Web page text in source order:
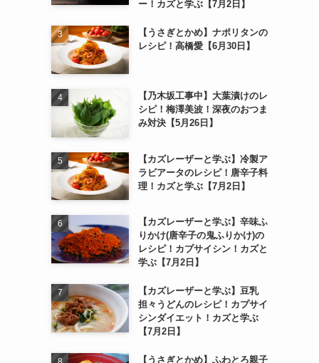
ー！カズと学ぶ【7月2日】
【うさぎとかめ】ナポリタンの
レシピ！高橋愛【6月30日】
【乃木坂工事中】大葉漬けのレ
シピ！梅澤美波！深夜のおつま
み対決【5月26日】
【カズレーザーと学ぶ】冷製ア
ラビアータのレシピ！唐辛子料
理！カズと学ぶ【7月2日】
【カズレーザーと学ぶ】辛味ふ
りかけ(唐辛子の鬼ふりかけ)の
レシピ！カプサイシン！カズと
学ぶ【7月2日】
【カズレーザーと学ぶ】豆乳
担々うどんのレシピ！カプサイ
シンダイエット！カズと学ぶ
【7月2日】
【うさぎとかめ】ふわとろ親子